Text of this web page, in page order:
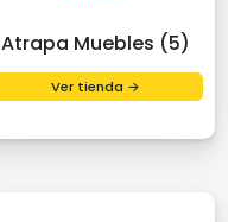
Atrapa Muebles (5)
Ver tienda →